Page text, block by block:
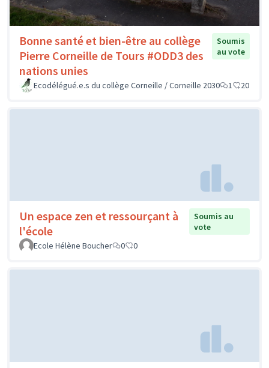
Bonne santé et bien-être au collège
Pierre Corneille de Tours #ODD3 des
nations unies
Soumis
au vote
Ecodélégué.e.s du collège Corneille / Corneille 2030 1 20
Un espace zen et ressourçant à
l'école
Soumis au
vote
Ecole Hélène Boucher
0 0